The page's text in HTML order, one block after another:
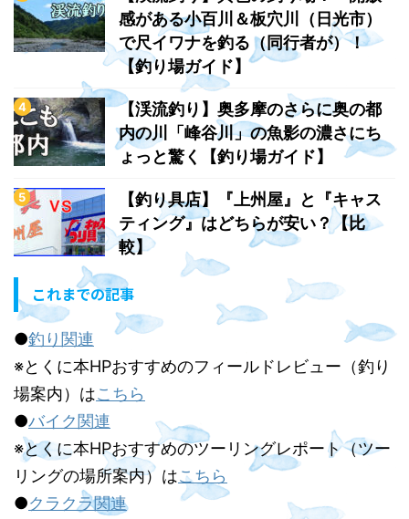
感がある小百川＆板穴川（日光市）
で尺イワナを釣る（同行者が）！
【釣り場ガイド】
【渓流釣り】奥多摩のさらに奥の都
内の川「峰谷川」の魚影の濃さにち
ょっと驚く【釣り場ガイド】
【釣り具店】『上州屋』と『キャス
ティング』はどちらが安い？【比
較】
これまでの記事
●釣り関連
※とくに本HPおすすめのフィールドレビュー（釣り
場案内）はこちら
●バイク関連
※とくに本HPおすすめのツーリングレポート（ツー
リングの場所案内）はこちら
●クラクラ関連